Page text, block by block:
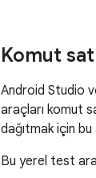
Komut
Android Studio
araçları komut
dağıtmak için bu
Bu yerel test